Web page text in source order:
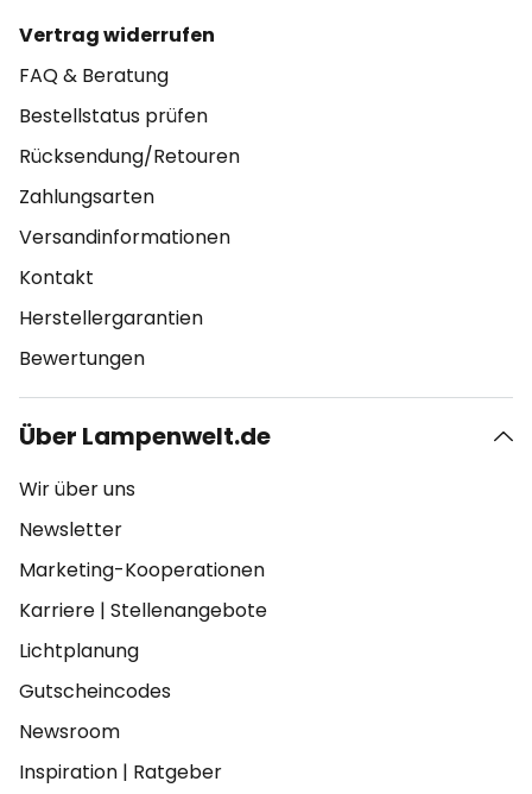
Vertrag widerrufen
FAQ & Beratung
Bestellstatus prüfen
Rücksendung/Retouren
Zahlungsarten
Versandinformationen
Kontakt
Herstellergarantien
Bewertungen
Über Lampenwelt.de
Wir über uns
Newsletter
Marketing-Kooperationen
Karriere | Stellenangebote
Lichtplanung
Gutscheincodes
Newsroom
Inspiration | Ratgeber